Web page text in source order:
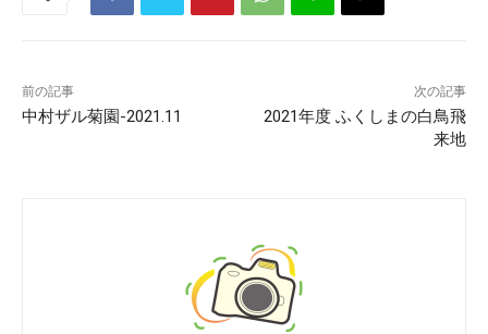
前の記事
中村ザル菊園-2021.11
次の記事
2021年度 ふくしまの白鳥飛
来地